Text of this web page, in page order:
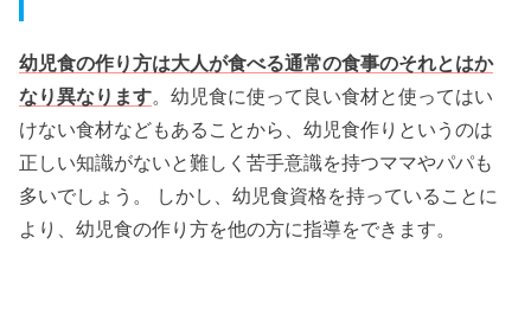
幼児食の作り方は大人が食べる通常の食事のそれとはか
なり異なります。幼児食に使って良い食材と使ってはい
けない食材などもあることから、幼児食作りというのは
正しい知識がないと難しく苦手意識を持つママやパパも
多いでしょう。 しかし、幼児食資格を持っていることに
より、幼児食の作り方を他の方に指導をできます。